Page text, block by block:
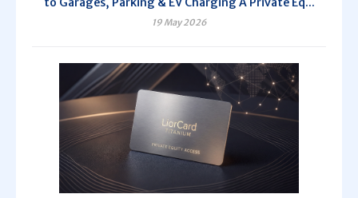
19 May 2026